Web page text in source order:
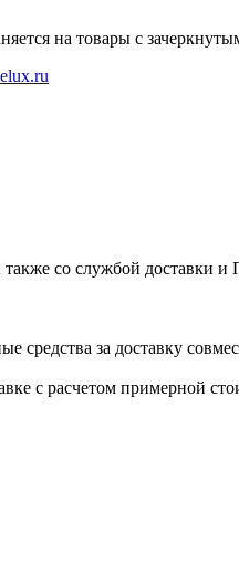
на товары с
со службой доставки и
средства за доставку
с расчетом примерной